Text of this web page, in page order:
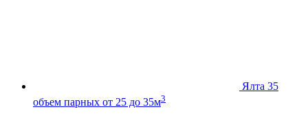
Ялта 35
объем парных от 25 до 35м3